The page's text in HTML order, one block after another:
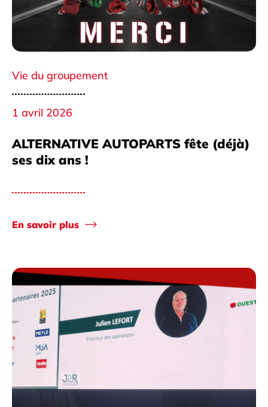
Vie du groupement
1 avril 2026
ALTERNATIVE AUTOPARTS fête (déjà)
ses dix ans !
En savoir plus